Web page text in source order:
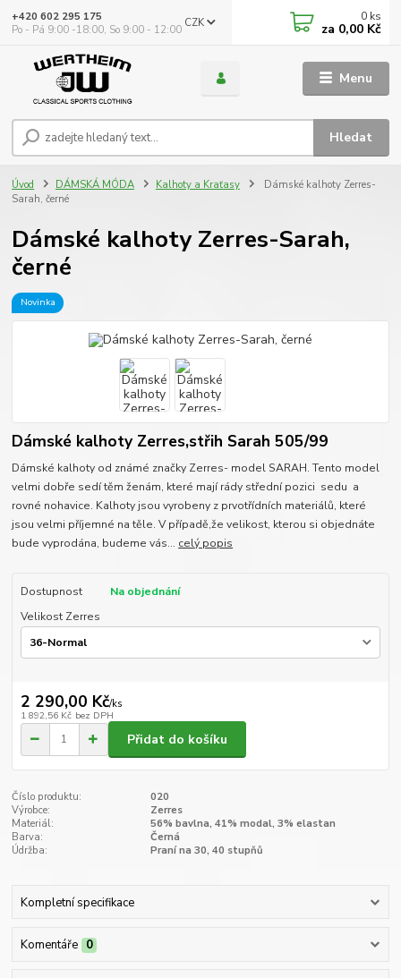
Menu
CZK
Hledat
+420 602 295 175
Po - Pá 9:00 -18:00, So 9:00 - 12:00
0 ks
za 0,00 Kč
Úvod DÁMSKÁ MÓDA Kalhoty a Kraťasy
Dámské kalhoty Zerres-
Sarah, černé
Dámské kalhoty Zerres-Sarah,
černé
Novinka
Dámské kalhoty Zerres,střih Sarah 505/99
Dámské kalhoty od známé značky Zerres- model SARAH. Tento model
velmi dobře sedí těm ženám, které mají rády střední pozici sedu a
rovné nohavice. Kalhoty jsou vyrobeny z prvotřídních materiálů, které
jsou velmi příjemné na těle. V případě,že velikost, kterou si objednáte
bude vyprodána, budeme vás... celý popis
Dostupnost
Na objednání
Velikost Zerres
2 290,00 Kč/ks
1 892,56 Kč bez DPH
Přidat do košíku
Číslo produktu:
020
Výrobce:
Zerres
Materiál:
56% bavlna, 41% modal, 3% elastan
Barva:
Černá
Údržba:
Praní na 30, 40 stupňů
Kompletní specifikace
Komentáře 0